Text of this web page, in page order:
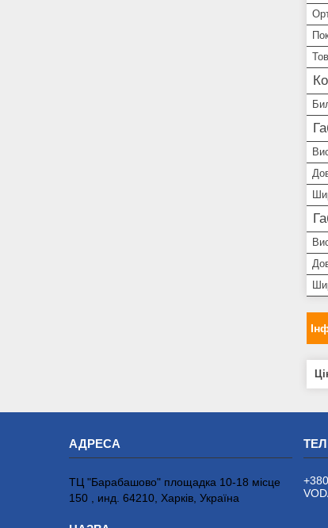
ТЦ "Барабашово" площадка 10-18 місце
150 , инд. 64210, Харків, Україна